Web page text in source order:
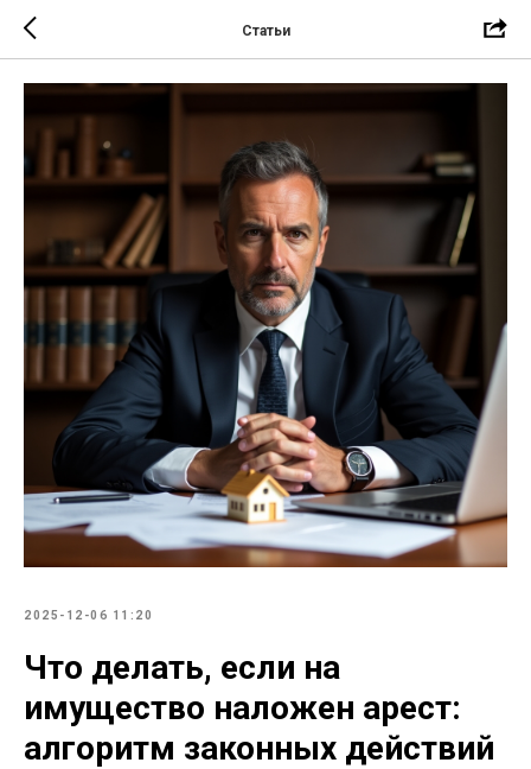
Статьи
2025-12-06 11:20
Что делать, если на
имущество наложен арест:
алгоритм законных действий